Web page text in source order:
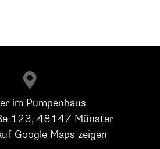

im Pumpenhaus
123, 48147 Münster
Google Maps zeigen